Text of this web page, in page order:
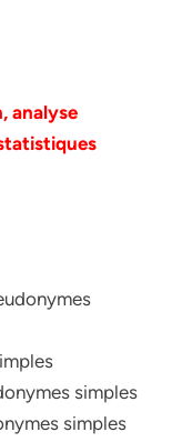
analyse
simples
simples